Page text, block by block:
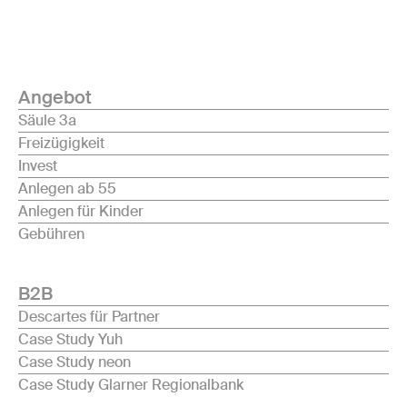
Angebot
Säule 3a
Freizügigkeit
Invest
Anlegen ab 55
Anlegen für Kinder
Gebühren
B2B
Descartes für Partner
Case Study Yuh
Case Study neon
Case Study Glarner Regionalbank